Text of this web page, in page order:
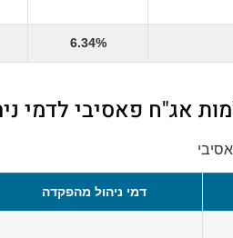
6.34%
אג"ח פאסיבי לדמי
דמי ניהול מהפקדה